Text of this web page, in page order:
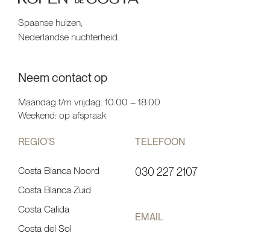
Spaanse huizen,
Nederlandse nuchterheid.
Neem contact op
Maandag t/m vrijdag: 10:00 – 18:00
Weekend: op afspraak
REGIO’S
Costa Blanca Noord
Costa Blanca Zuid
Costa Calida
Costa del Sol
TELEFOON
030 227 2107
EMAIL